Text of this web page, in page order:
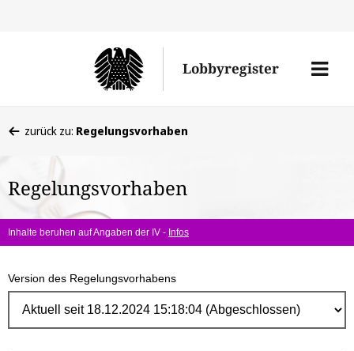
Lobbyregister
Menü
befinden
hier:
zurück zu: Regelungsvorhaben
Regelungsvorhaben
Inhalte beruhen auf Angaben der IV - Infos
Version des Regelungsvorhabens